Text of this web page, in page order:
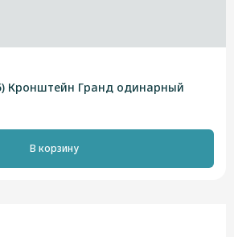
Кронштейн Гранд одинарный
В корзину